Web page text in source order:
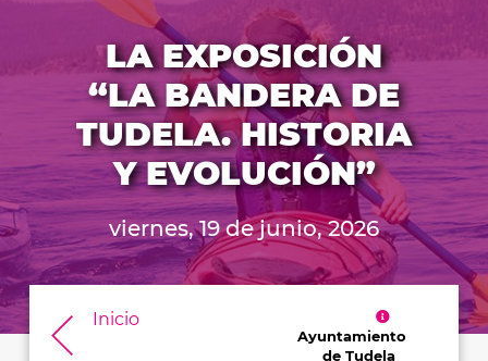
LA EXPOSICIÓN
“LA BANDERA DE
TUDELA. HISTORIA
Y EVOLUCIÓN”
viernes, 19 de junio, 2026
Inicio
Ayuntamiento
de Tudela